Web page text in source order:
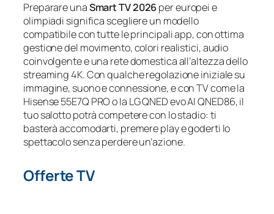
Preparare unaSmart TV 2026per europei e
olimpiadi significa scegliere un modello
compatibile con tutte le principali app, con ottima
gestione del movimento, colori realistici, audio
coinvolgente e una rete domestica all’altezza dello
streaming 4K. Con qualche regolazione iniziale su
immagine, suono e connessione, e con TV come la
Hisense 55E7Q PRO o la LG QNED evo AI QNED86, il
tuo salotto potrà competere con lo stadio: ti
basterà accomodarti, premere play e goderti lo
spettacolo senza perdere un’azione.
Offerte TV